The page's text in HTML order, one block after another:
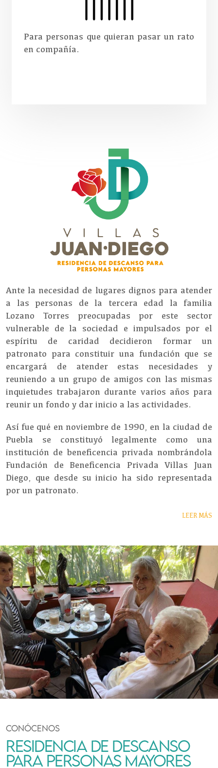
Para personas que quieran pasar un rato
en compañía.
Ante la necesidad de lugares dignos para atender
a las personas de la tercera edad la familia
Lozano Torres preocupadas por este sector
vulnerable de la sociedad e impulsados por el
espíritu de caridad decidieron formar un
patronato para constituir una fundación que se
encargará de atender estas necesidades y
reuniendo a un grupo de amigos con las mismas
inquietudes trabajaron durante varios años para
reunir un fondo y dar inicio a las actividades.
Así fue qué en noviembre de 1990, en la ciudad de
Puebla se constituyó legalmente como una
institución de beneficencia privada nombrándola
Fundación de Beneficencia Privada Villas Juan
Diego, que desde su inicio ha sido representada
por un patronato.
LEER MÁS
CONÓCENOS
RESIDENCIA DE DESCANSO
PARA PERSONAS MAYORES